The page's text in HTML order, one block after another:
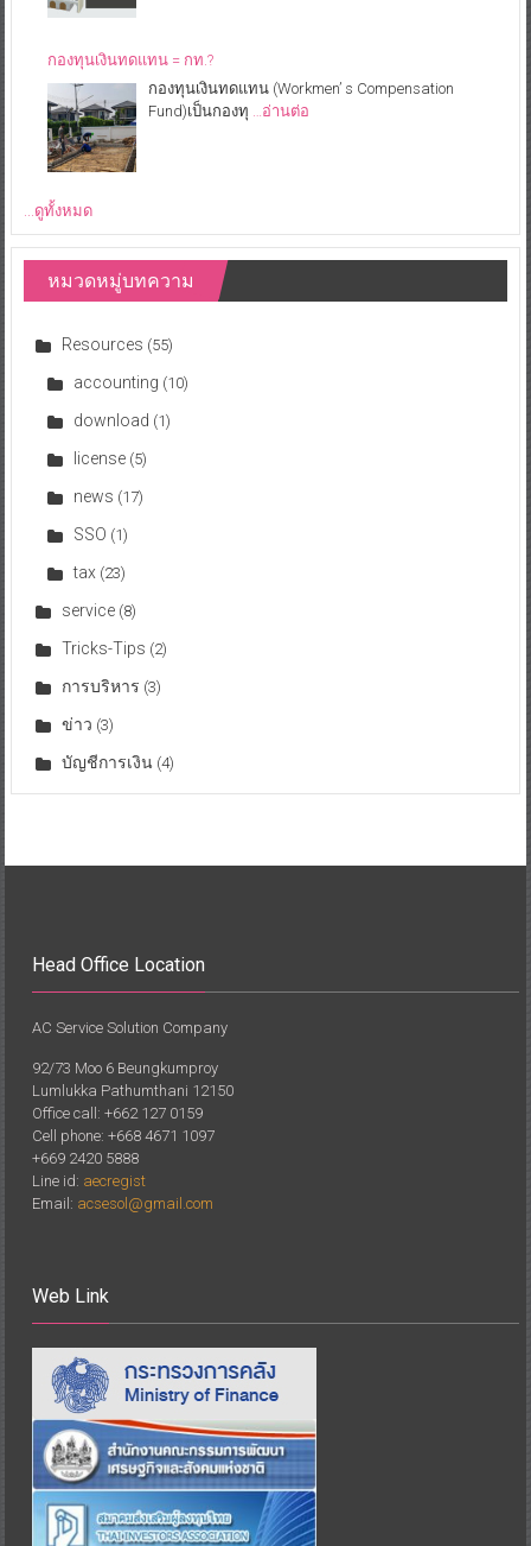
กองทุนเงินทดแทน = กท.?
กองทุนเงินทดแทน (Workmen’ s Compensation
Fund)เป็นกองทุ …อ่านต่อ
...ดูทั้งหมด
หมวดหมู่บทความ
Resources (55)
accounting (10)
download (1)
license(5)
news (17)
SSO (1)
tax(23)
service(8)
Tricks-Tips (2)
การบริหาร (3)
ข่าว (3)
บัญชีการเงิน(4)
Head Office Location
AC Service Solution Company
92/73 Moo 6 Beungkumproy
Lumlukka Pathumthani 12150
Office call: +662 127 0159
Cell phone: +668 4671 1097
+669 2420 5888
Line id: aecregist
Email: acsesol@gmail.com
Web Link